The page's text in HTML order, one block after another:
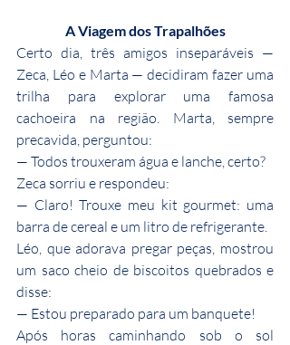
A Viagem dos Trapalhões
Certo dia, três amigos inseparáveis —
Zeca, Léo e Marta — decidiram fazer uma
trilha para explorar uma famosa
cachoeira na região. Marta, sempre
precavida, perguntou:
— Todos trouxeram água e lanche, certo?
Zeca sorriu e respondeu:
— Claro! Trouxe meu kit gourmet: uma
barra de cereal e um litro de refrigerante.
Léo, que adorava pregar peças, mostrou
um saco cheio de biscoitos quebrados e
disse:
— Estou preparado para um banquete!
Após horas caminhando sob o sol